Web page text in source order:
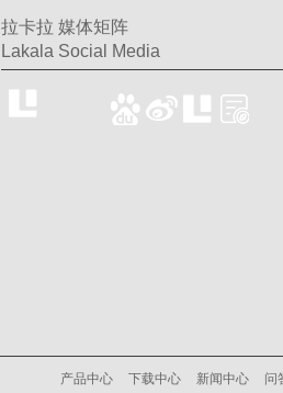
拉卡拉 媒体矩阵
Lakala Social Media
产品中心 下载中心 新闻中心 问